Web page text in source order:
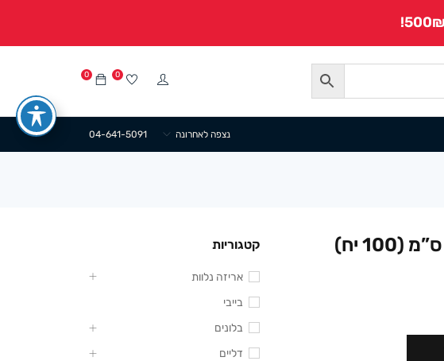
0 0
04-641-5091 נצפה לאחרונה
שקית משלוחים 20/30 ס”מ (100 יח)
קטגוריות
אריזה נלוות
בייבי
בלונים
דליים